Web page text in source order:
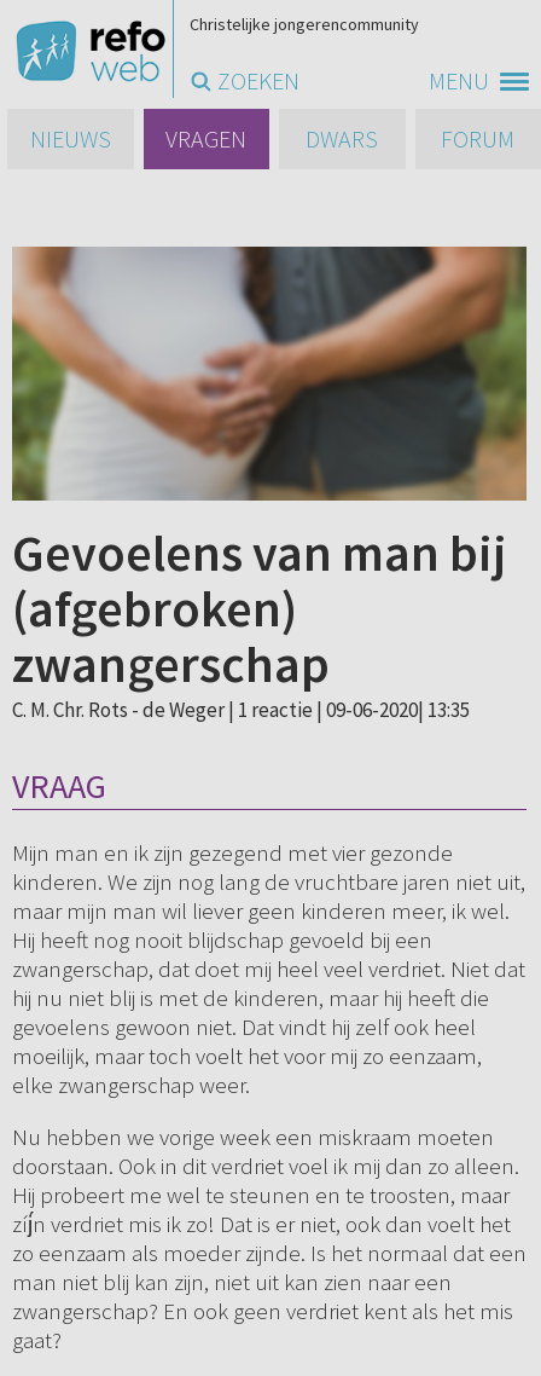
MENU
Christelijke jongerencommunity
ZOEKEN
NIEUWS
VRAGEN DWARS FORUM
Gevoelens van man bij
(afgebroken)
zwangerschap
C. M. Chr. Rots - de Weger | 1 reactie | 09-06-2020| 13:35
VRAAG
Mijn man en ik zijn gezegend met vier gezonde
kinderen. We zijn nog lang de vruchtbare jaren niet uit,
maar mijn man wil liever geen kinderen meer, ik wel.
Hij heeft nog nooit blijdschap gevoeld bij een
zwangerschap, dat doet mij heel veel verdriet. Niet dat
hij nu niet blij is met de kinderen, maar hij heeft die
gevoelens gewoon niet. Dat vindt hij zelf ook heel
moeilijk, maar toch voelt het voor mij zo eenzaam,
elke zwangerschap weer.
Nu hebben we vorige week een miskraam moeten
doorstaan. Ook in dit verdriet voel ik mij dan zo alleen.
Hij probeert me wel te steunen en te troosten, maar
zíj́n verdriet mis ik zo! Dat is er niet, ook dan voelt het
zo eenzaam als moeder zijnde. Is het normaal dat een
man niet blij kan zijn, niet uit kan zien naar een
zwangerschap? En ook geen verdriet kent als het mis
gaat?